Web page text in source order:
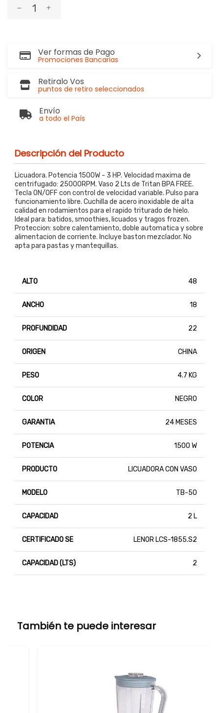
Ver formas de Pago
Promociones Bancarias
Retiralo Vos
puntos de retiro seleccionados
Envío
a todo el País
Descripción del Producto
Licuadora. Potencia 1500W - 3 HP. Velocidad maxima de
centrifugado: 25000RPM. Vaso 2 Lts de Tritan BPA FREE.
Tecla ON/OFF con control de velocidad variable. Pulso para
funcionamiento libre. Cuchilla de acero inoxidable de alta
calidad en rodamientos para el rapido triturado de hielo.
Ideal para: batidos, smoothies, licuados y tragos frozen.
Proteccion: sobre calentamiento, doble automatica y sobre
alimentacion de corriente. Incluye baston mezclador. No
apta para pastas y mantequillas.
ALTO 48
ANCHO 18
PROFUNDIDAD 22
ORIGEN CHINA
PESO 4.7 KG
COLOR NEGRO
GARANTIA 24 MESES
POTENCIA 1500 W
PRODUCTO LICUADORA CON VASO
MODELO TB-50
CAPACIDAD 2 L
CERTIFICADO SE LENOR LCS-1855.S2
CAPACIDAD (LTS) 2
También te puede interesar